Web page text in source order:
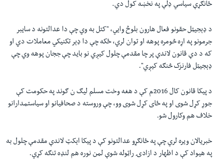
ځانګړې سياسي ډلې په نخښه کول دي.
د ډېجيټل حقونو فعال هارون بلوڅ وايي، "کتل به وي چې دا عدالتونه د سايبر
جرمونو په اړه څومره پوهه او توان لري، ځکه چې دا ډېر تکنيکي معاملات دي او
که د دې قانون لاندې پر چا مقدمې چلول کيږي نو باید چې ججان پوهه وي چې
ډېجيټل فارنزک څنګه کيږي".
د پيکا قانون کال 2016م کې د هغه وخت مسلم لیګ ن ګوند په حکومت کې
جوړ کړل شوی او په ځای کړل شوی وو، چې وروسته د صحافيانو او سياستمدارانو
خلاف هم وکارول شو.
خبريالان ويره لري چې په ځانګړو عدالتونو کې د پيکا اېکټ لاندې مقدمې چلول به
په هيواد کې د اظهار د ازادۍ راټوله شوې لمن نوره هم لنډه تنګه کړي.